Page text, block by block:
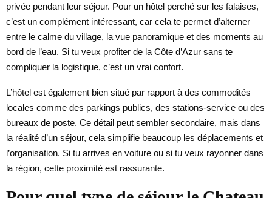
privée pendant leur séjour. Pour un hôtel perché sur les falaises,
c’est un complément intéressant, car cela te permet d’alterner
entre le calme du village, la vue panoramique et des moments au
bord de l’eau. Si tu veux profiter de la Côte d’Azur sans te
compliquer la logistique, c’est un vrai confort.
L’hôtel est également bien situé par rapport à des commodités
locales comme des parkings publics, des stations-service ou des
bureaux de poste. Ce détail peut sembler secondaire, mais dans
la réalité d’un séjour, cela simplifie beaucoup les déplacements et
l’organisation. Si tu arrives en voiture ou si tu veux rayonner dans
la région, cette proximité est rassurante.